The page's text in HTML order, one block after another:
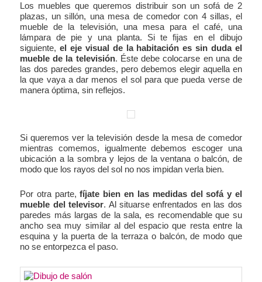
Los muebles que queremos distribuir son un sofá de 2
plazas, un sillón, una mesa de comedor con 4 sillas, el
mueble de la televisión, una mesa para el café, una
lámpara de pie y una planta. Si te fijas en el dibujo
siguiente, el eje visual de la habitación es sin duda el
mueble de la televisión. Éste debe colocarse en una de
las dos paredes grandes, pero debemos elegir aquella en
la que vaya a dar menos el sol para que pueda verse de
manera óptima, sin reflejos.
Si queremos ver la televisión desde la mesa de comedor
mientras comemos, igualmente debemos escoger una
ubicación a la sombra y lejos de la ventana o balcón, de
Por otra parte,fíjate bien en las medidas del sofá y el
mueble del televisor. Al situarse enfrentados en las dos
paredes más largas de la sala, es recomendable que su
ancho sea muy similar al del espacio que resta entre la
esquina y la puerta de la terraza o balcón, de modo que